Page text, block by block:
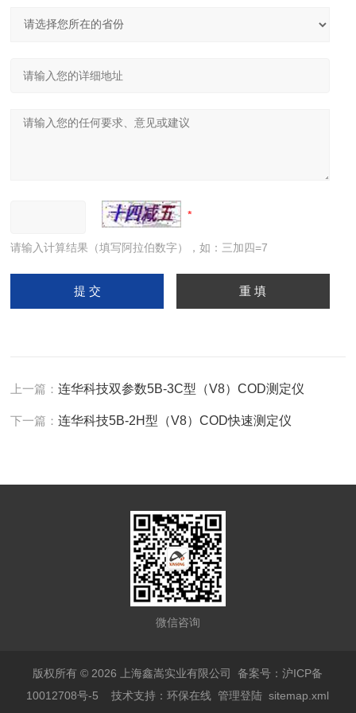
请输入计算结果（填写阿拉伯数字），如：三加四=7
上一篇：连华科技双参数5B-3C型（V8）COD测定仪
下一篇：连华科技5B-2H型（V8）COD快速测定仪
微信咨询
版权所有 © 2026 上海鑫嵩实业有限公司备案号：沪ICP备
10012708号-5 技术支持：环保在线 管理登陆 sitemap.xml